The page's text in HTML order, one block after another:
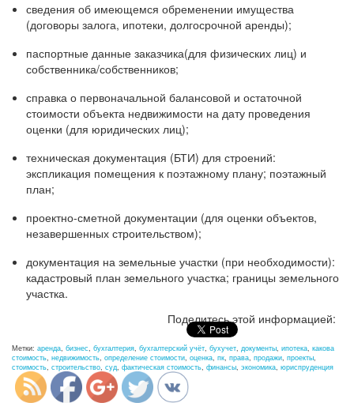
сведения об имеющемся обременении имущества
(договоры залога, ипотеки, долгосрочной аренды);
паспортные данные заказчика(для физических лиц) и
собственника/собственников;
справка о первоначальной балансовой и остаточной
стоимости объекта недвижимости на дату проведения
оценки (для юридических лиц);
техническая документация (БТИ) для строений:
экспликация помещения к поэтажному плану; поэтажный
план;
проектно-сметной документации (для оценки объектов,
незавершенных строительством);
документация на земельные участки (при необходимости):
кадастровый план земельного участка; границы земельного
участка.
Поделитесь этой информацией:
Метки: аренда, бизнес, бухгалтерия, бухгалтерский учёт, бухучет, документы, ипотека, какова
стоимость, недвижимость, определение стоимости, оценка, пк, права, продажи, проекты,
стоимость, строительство, суд, фактическая стоимость, финансы, экономика, юриспруденция